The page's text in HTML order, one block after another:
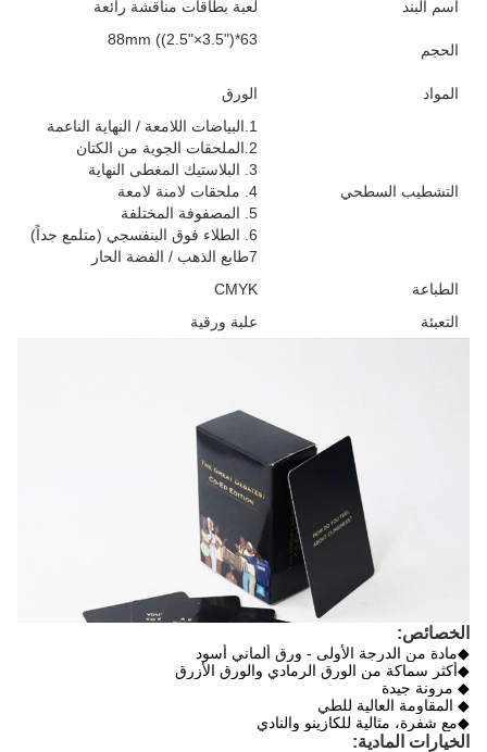
اسم البند لعبة بطاقات مناقشة رائعة
الحجم
63*88mm ((2.5"×3.5")
المواد الورق
التشطيب السطحي
1.البياضات اللامعة / النهاية الناعمة
2.الملحقات الجوية من الكتان
3. البلاستيك المغطى النهاية
4. ملحقات لامنة لامعة
5. المصفوفة المختلفة
6. الطلاء فوق البنفسجي (متلمع جداً)
7طابع الذهب / الفضة الحار
الطباعة
CMYK
التعبئة
علبة ورقية
الخصائص:
◆مادة من الدرجة الأولى - ورق ألماني أسود
◆أكثر سماكة من الورق الرمادي والورق الأزرق
◆ مرونة جيدة
◆ المقاومة العالية للطي
◆مع شفرة، مثالية للكازينو والنادي
الخيارات المادية: